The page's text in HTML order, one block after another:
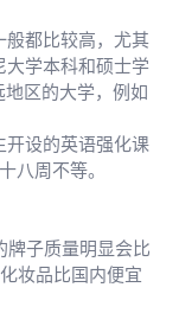
都比较高，尤其
大学本科和硕士学
区的大学，例如
设的英语强化课
八周不等。
子质量明显会比
妆品比国内便宜